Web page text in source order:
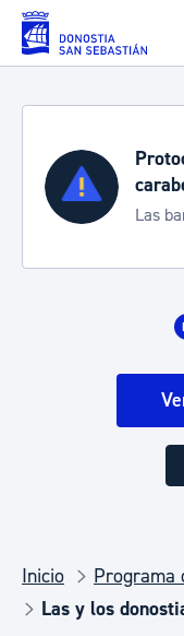
Saltar al contenido
Protocolo
carabelas
Las
Inicio
Programa
Las y los